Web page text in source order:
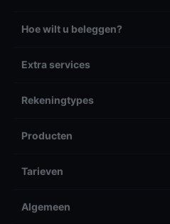
Hoe wilt u beleggen?
Extra services
Rekeningtypes
Producten
Tarieven
Algemeen